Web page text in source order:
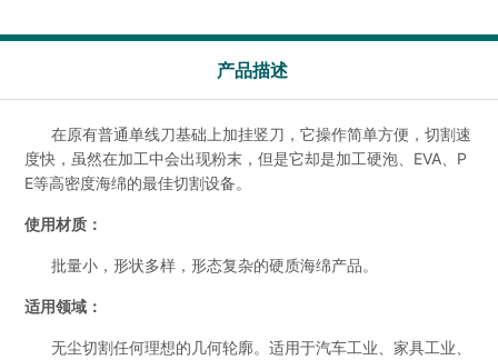
产品描述
在原有普通单线刀基础上加挂竖刀，它操作简单方便，切割速
度快，虽然在加工中会出现粉末，但是它却是加工硬泡、EVA、P
E等高密度海绵的最佳切割设备。
使用材质：
批量小，形状多样，形态复杂的硬质海绵产品。
适用领域：
无尘切割任何理想的几何轮廓。适用于汽车工业、家具工业、